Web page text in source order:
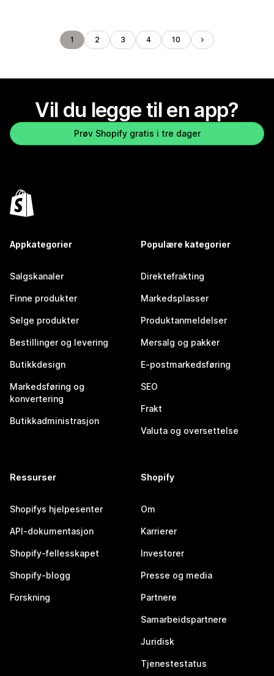
1 2 3 4 10
Vil du legge til en app?
Prøv Shopify gratis i tre dager
Appkategorier
Salgskanaler
Finne produkter
Selge produkter
Bestillinger og levering
Butikkdesign
Markedsføring og
konvertering
Butikkadministrasjon
Populære kategorier
Direktefrakting
Markedsplasser
Produktanmeldelser
Mersalg og pakker
E-postmarkedsføring
SEO
Frakt
Valuta og oversettelse
Ressurser
Shopifys hjelpesenter
API-dokumentasjon
Shopify-fellesskapet
Shopify-blogg
Forskning
Shopify
Om
Karrierer
Investorer
Presse og media
Partnere
Samarbeidspartnere
Juridisk
Tjenestestatus